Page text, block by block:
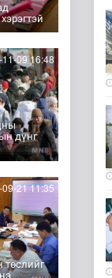
дүнг
09 16:48
төслийг
21 11:35